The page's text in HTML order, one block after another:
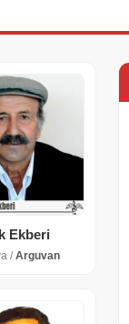
Ekberi
/Arguvan